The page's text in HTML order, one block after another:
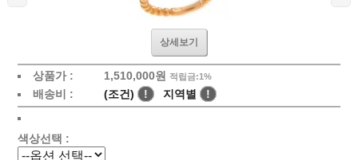
상세보기
상품가 : 1,510,000원 적립금:1%
배송비 : (조건) ! 지역별 !
색상선택 :